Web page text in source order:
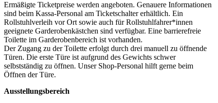
Ermäßigte Ticketpreise werden angeboten. Genauere Informationen
sind beim Kassa-Personal am Ticketschalter erhältlich. Ein
Rollstuhlverleih vor Ort sowie auch für Rollstuhlfahrer*innen
geeignete Garderobenkästchen sind verfügbar. Eine barrierefreie
Toilette im Garderobenbereich ist vorhanden.
Der Zugang zu der Toilette erfolgt durch drei manuell zu öffnende
Türen. Die erste Türe ist aufgrund des Gewichts schwer
selbstständig zu öffnen. Unser Shop-Personal hilft gerne beim
Öffnen der Türe.
Ausstellungsbereich